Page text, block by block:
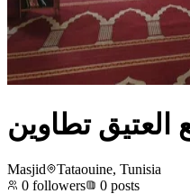
العتيق تطاوين
Masjid
Tataouine, Tunisia
0 followers 0 posts